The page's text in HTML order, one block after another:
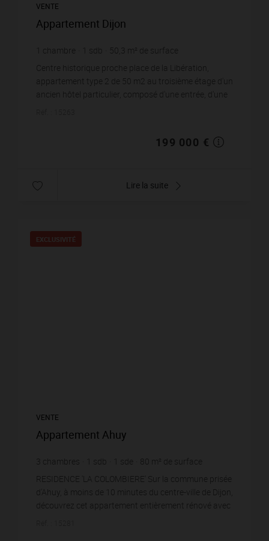
VENTE
Appartement Dijon
chambre sdb 50,3 m² de surface
Centre historique proche place de la Libération,
appartement type 2 de 50 m2 au troisième étage d'un
ancien hôtel particulier, composé d'une entrée, d'une
199 000 €
Lire la suite
EXCLUSIVITÉ
VENTE
Appartement Ahuy
3 chambres sdb sde 80 m² de surface
3 125 € prix / m²
RESIDENCE 'LA COLOMBIERE' Sur la commune prisée
d'Ahuy, à moins de 10 minutes du centre-ville de Dijon,
découvrez cet appartement entièrement rénové avec